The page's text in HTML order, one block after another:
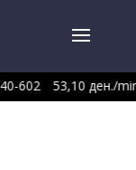
602 53,10 ден./min